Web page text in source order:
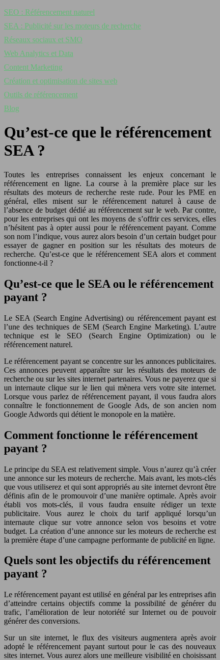
SEO : Référencement naturel
SEA : Publicité sur les moteurs de recherche
Réseaux sociaux et SMO
Web Analytics et Data
Content Marketing
Création et optimisation de sites web
Outils de référencement
Blog
Qu’est-ce que le référencement
SEA ?
Toutes les entreprises connaissent les enjeux concernant le
référencement en ligne. La course à la première place sur les
résultats des moteurs de recherche reste rude. Pour les PME en
général, elles misent sur le référencement naturel à cause de
l’absence de budget dédié au référencement sur le web. Par contre,
pour les entreprises qui ont les moyens de s’offrir ces services, elles
n’hésitent pas à opter aussi pour le référencement payant. Comme
son nom l’indique, vous aurez alors besoin d’un certain budget pour
essayer de gagner en position sur les résultats des moteurs de
recherche. Qu’est-ce que le référencement SEA alors et comment
fonctionne-t-il ?
Qu’est-ce que le SEA ou le référencement
payant ?
Le SEA (Search Engine Advertising) ou référencement payant est
l’une des techniques de SEM (Search Engine Marketing). L’autre
technique est le SEO (Search Engine Optimization) ou le
référencement naturel.
Le référencement payant se concentre sur les annonces publicitaires.
Ces annonces peuvent apparaître sur les résultats des moteurs de
recherche ou sur les sites internet partenaires. Vous ne payerez que si
un internaute clique sur le lien qui mènera vers votre site internet.
Lorsque vous parlez de référencement payant, il vous faudra alors
connaître le fonctionnement de Google Ads, de son ancien nom
Google Adwords qui détient le monopole en la matière.
Comment fonctionne le référencement
payant ?
Le principe du SEA est relativement simple. Vous n’aurez qu’à créer
une annonce sur les moteurs de recherche. Mais avant, les mots-clés
que vous utiliserez et qui sont appropriés au site internet devront être
définis afin de le promouvoir d’une manière optimale. Après avoir
établi vos mots-clés, il vous faudra ensuite rédiger un texte
publicitaire. Vous aurez le choix du tarif appliqué lorsqu’un
internaute clique sur votre annonce selon vos besoins et votre
budget. La création d’une annonce sur les moteurs de recherche est
la première étape d’une campagne performante de publicité en ligne.
Quels sont les objectifs du référencement
payant ?
Le référencement payant est utilisé en général par les entreprises afin
d’atteindre certains objectifs comme la possibilité de générer du
trafic, l’amélioration de leur notoriété sur Internet ou de pouvoir
générer des conversions.
Sur un site internet, le flux des visiteurs augmentera après avoir
adopté le référencement payant surtout pour le cas des nouveaux
sites internet. Vous aurez alors une meilleure visibilité en choisissant